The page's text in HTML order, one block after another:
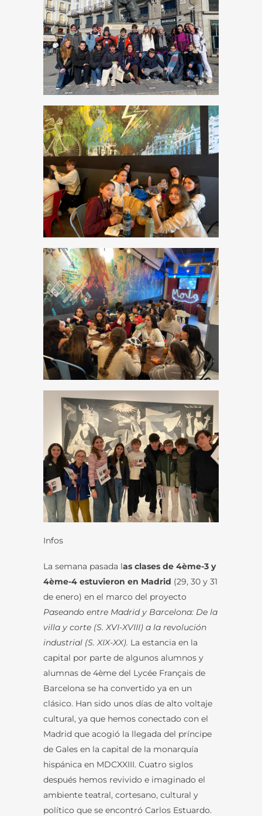
Infos
La semana pasada las clases de 4ème-3 y
4ème-4 estuvieron en Madrid (29, 30 y 31
de enero) en el marco del proyecto
Paseando entre Madrid y Barcelona: De la
villa y corte (S. XVI-XVIII) a la revolución
industrial (S. XIX-XX). La estancia en la
capital por parte de algunos alumnos y
alumnas de 4ème del Lycée Français de
Barcelona se ha convertido ya en un
clásico. Han sido unos días de alto voltaje
cultural, ya que hemos conectado con el
Madrid que acogió la llegada del príncipe
de Gales en la capital de la monarquía
hispánica en MDCXXIII. Cuatro siglos
después hemos revivido e imaginado el
ambiente teatral, cortesano, cultural y
político que se encontró Carlos Estuardo.